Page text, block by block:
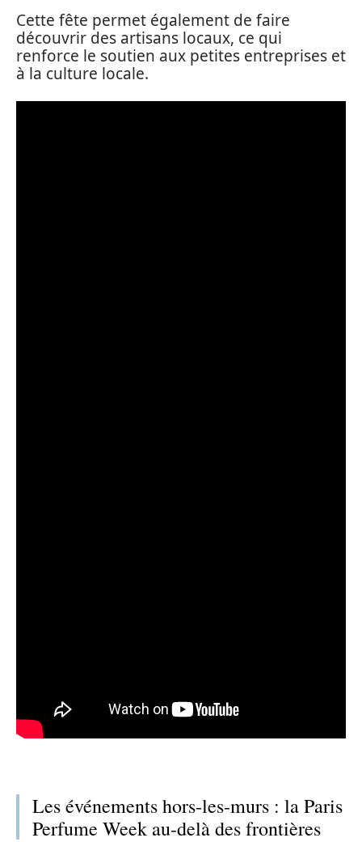
Cette fête permet également de faire
découvrir des artisans locaux, ce qui
renforce le soutien aux petites entreprises et
à la culture locale.
Les événements hors-les-murs : la Paris
Perfume Week au-delà des frontières